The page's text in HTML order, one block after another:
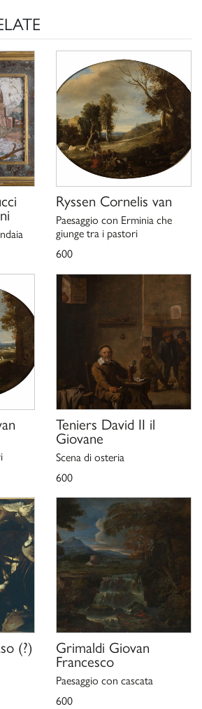
C. Stefani,Galleria Borghese, Milano
Ariuli,Giovanni Francesco Grimaldi, Bologna
Galleria Borghese Roma scopre un tesoro.
un museo che non ha più segreti,
San
p. 18;
Francesco Grimaldi 1605/6-1680 , Roma
Ryssen Cornelis van
Paesaggio con Erminia che
giunge tra i pastori
600
Teniers David II il
Giovane
Scena di osteria
600
(?) Grimaldi Giovan
Francesco
Paesaggio con cascata
600